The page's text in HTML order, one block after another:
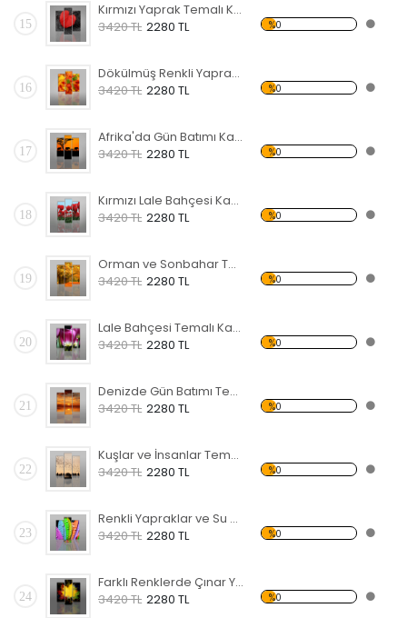
15
Kırmızı Yaprak Temalı Kanvas Tablo
3420 TL 2280 TL %0
16
Dökülmüş Renkli Yapraklar Kanvas Tablo
3420 TL 2280 TL %0
17
Afrika'da Gün Batımı Kanvas Tablo
3420 TL 2280 TL %0
18
Kırmızı Lale Bahçesi Kanvas Tablo
3420 TL 2280 TL %0
19
Orman ve Sonbahar Temalı Kanvas Tablo
3420 TL 2280 TL %0
20
Lale Bahçesi Temalı Kanvas Tablo
3420 TL 2280 TL %0
21
Denizde Gün Batımı Temalı Kanvas Tablo
3420 TL 2280 TL %0
22
Kuşlar ve İnsanlar Temalı Kanvas Tablo
3420 TL 2280 TL %0
23
Renkli Yapraklar ve Su Damlaları Kanvas Tablo
3420 TL 2280 TL %0
24
Farklı Renklerde Çınar Yaprakları Kanvas Tablo
3420 TL 2280 TL %0